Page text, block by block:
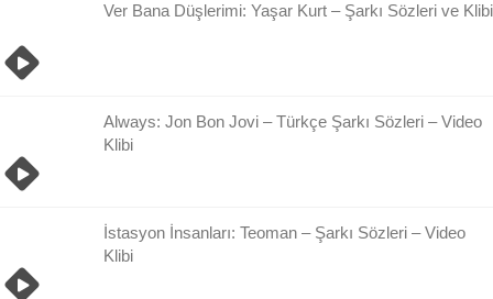
Ver Bana Düşlerimi: Yaşar Kurt – Şarkı Sözleri ve Klibi
Always: Jon Bon Jovi – Türkçe Şarkı Sözleri – Video
Klibi
İstasyon İnsanları: Teoman – Şarkı Sözleri – Video
Klibi